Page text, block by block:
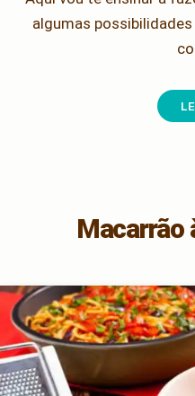
algumas
Macarrão